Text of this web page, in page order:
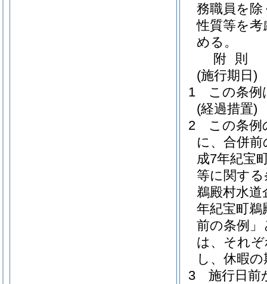
務職員を除
性質等を
める。
附 則
(施行期日)
1
この条例
(経過措置)
2
この条例
に、合併
成7年紀宝
等に関する
鵜殿村水道
年紀宝町鵜
前の条例
は、それ
し、休暇
3
施行日前